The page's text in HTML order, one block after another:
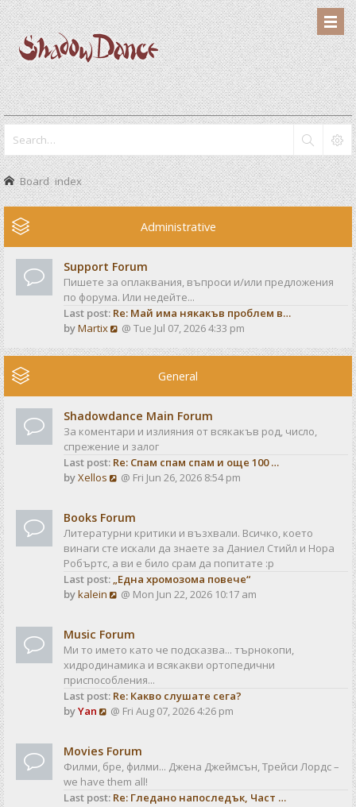
Board index
Administrative
Support Forum
Пишете за оплаквания, въпроси и/или предложения
по форума. Или недейте...
Last post: Re: Май има някакъв проблем в…
byMartix
V
e
e
l
a
t
e
p
o
s
@ Tue Jul 07, 2026 4:33 pm
General
Shadowdance Main Forum
За коментари и излияния от всякакъв род, число,
спрежение и залог
Last post: Re: Спам спам спам и още 100 …
byXellos
V
w
t
h
e
l
a
s
t
p
o
s
t
@ Fri Jun 26, 2026 8:54 pm
Books Forum
Литературни критики и възхвали. Всичко, което
винаги сте искали да знаете за Даниел Стийл и Нора
Робъртс, а ви е било срам да попитате :р
Last post: „Една хромозома повече“
bykalein
V
w
t
h
e
l
a
s
t
p
@ Mon Jun 22, 2026 10:17 am
Music Forum
Ми то името като че подсказва... търнокопи,
хидродинамика и всякакви ортопедични
приспособления...
Last post: Re: Какво слушате сега?
byYan
V
w
t
h
e
@ Fri Aug 07, 2026 4:26 pm
Movies Forum
Филми, бре, филми... Джена Джеймсън, Трейси Лордс –
we have them all!
Last post: Re: Гледано напоследък, Част …